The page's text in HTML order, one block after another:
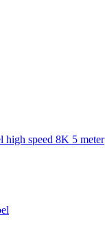
speed 8K 5 meter